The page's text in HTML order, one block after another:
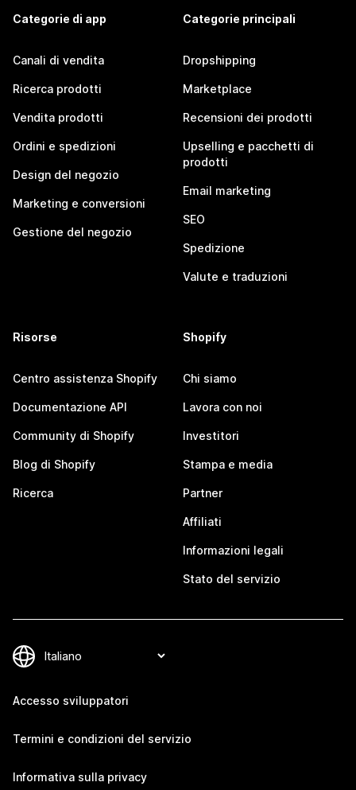
Categorie di app
Canali di vendita
Ricerca prodotti
Vendita prodotti
Ordini e spedizioni
Design del negozio
Marketing e conversioni
Gestione del negozio
Categorie principali
Dropshipping
Marketplace
Recensioni dei prodotti
Upselling e pacchetti di
prodotti
Email marketing
SEO
Spedizione
Valute e traduzioni
Risorse
Centro assistenza Shopify
Documentazione API
Community di Shopify
Blog di Shopify
Ricerca
Shopify
Chi siamo
Lavora con noi
Investitori
Stampa e media
Partner
Affiliati
Informazioni legali
Stato del servizio
Accesso sviluppatori
Termini e condizioni del servizio
Informativa sulla privacy